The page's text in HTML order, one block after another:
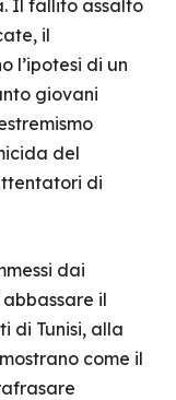
Il fallito assalto
il
l’ipotesi di un
giovani
del
di
dai
il
di Tunisi, alla
come il